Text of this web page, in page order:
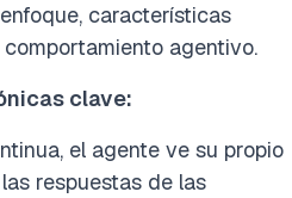
características
agentivo.
clave:
el agente ve su propio
respuestas de las